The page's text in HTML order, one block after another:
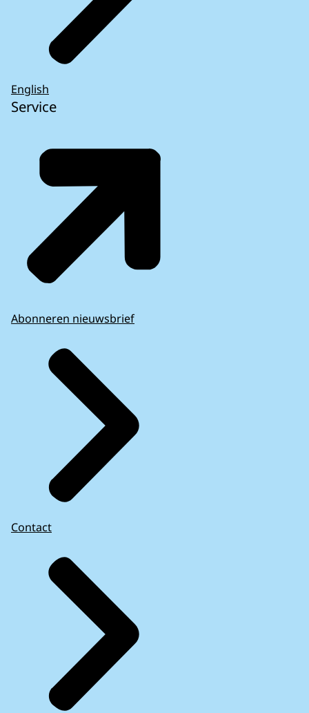
English
Service
Abonneren nieuwsbrief
Contact